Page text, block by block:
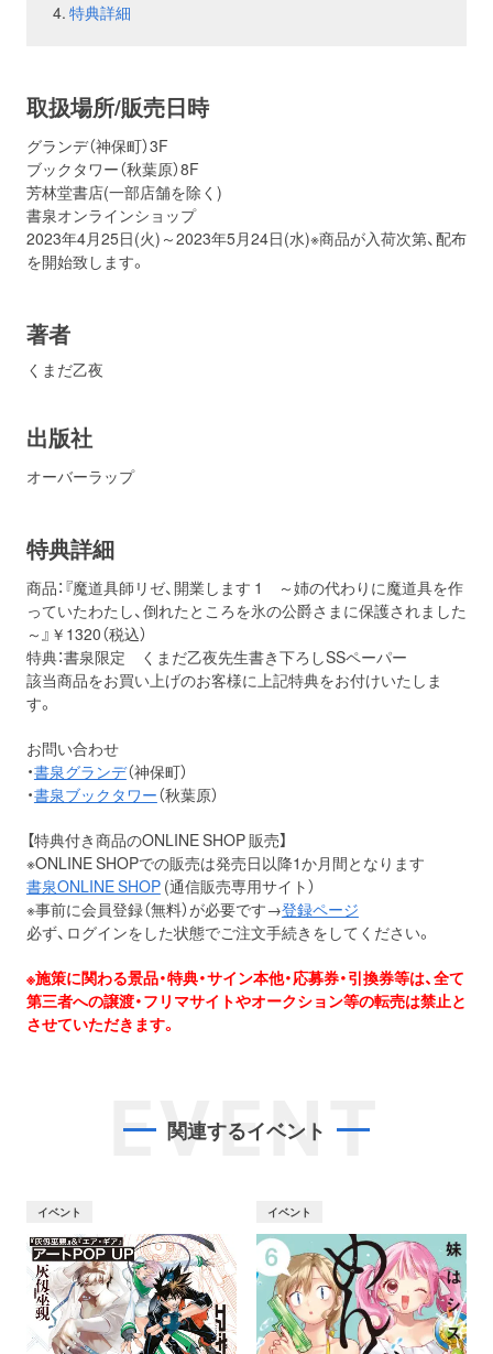
特典詳細
取扱場所/販売日時
グランデ（神保町）3F
ブックタワー（秋葉原）8F
芳林堂書店(一部店舗を除く)
書泉オンラインショップ
2023年4月25日(火)～2023年5月24日(水)※商品が入荷次第、配布
を開始致します。
著者
くまだ乙夜
出版社
オーバーラップ
特典詳細
商品：『魔道具師リゼ、開業します 1 ～姉の代わりに魔道具を作
っていたわたし、倒れたところを氷の公爵さまに保護されました
～』￥1320（税込）
特典：書泉限定 くまだ乙夜先生書き下ろしSSペーパー
該当商品をお買い上げのお客様に上記特典をお付けいたしま
す。
お問い合わせ
・書泉グランデ（神保町）
・書泉ブックタワー（秋葉原）
【特典付き商品のONLINE SHOP 販売】
※ONLINE SHOPでの販売は発売日以降1か月間となります
書泉ONLINE SHOP(通信販売専用サイト）
※事前に会員登録（無料）が必要です→登録ページ
必ず、ログインをした状態でご注文手続きをしてください。
※施策に関わる景品・特典・サイン本他・応募券・引換券等は、全て
第三者への譲渡・フリマサイトやオークション等の転売は禁止と
させていただきます。
EVENT
関連するイベント
イベント イベント